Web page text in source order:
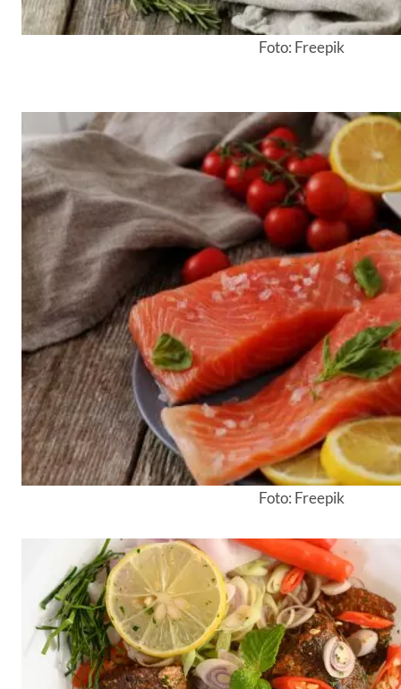
Foto: Freepik
Foto: Freepik